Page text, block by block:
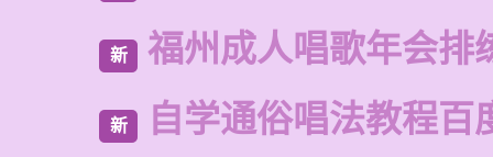
新 福州成人唱歌年会排
新 自学通俗唱法教程百